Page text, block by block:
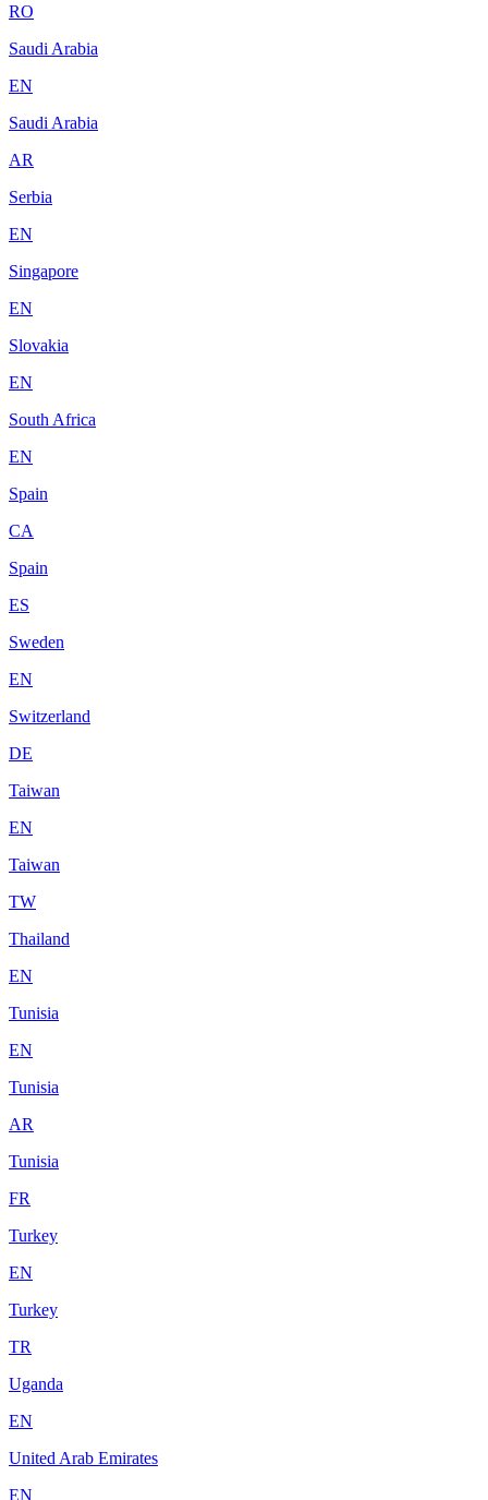
RO
Saudi Arabia
EN
Saudi Arabia
AR
Serbia
EN
Singapore
EN
Slovakia
EN
South Africa
EN
Spain
CA
Spain
ES
Sweden
EN
Switzerland
DE
Taiwan
EN
Taiwan
TW
Thailand
EN
Tunisia
EN
Tunisia
AR
Tunisia
FR
Turkey
EN
Turkey
TR
Uganda
EN
United Arab Emirates
EN